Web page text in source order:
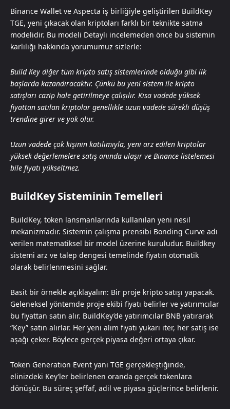
Binance Wallet ve Aspecta iş birliğiyle geliştirilen BuildKey
TGE, yeni çıkacak olan kriptoları farklı bir teknikte satma
modelidir. Bu modeli Detaylı incelemeden önce bu sistemin
karlılığı hakkında yorumumuz sizlerle:
Build Key diğer tüm kripto satış sistemlerinde olduğu gibi ilk
başlarda kazandıracaktır. Çünkü bu yeni sistem ile kripto
satışları cazip hale getirilmeye çalışılır. Kısa vadede yüksek
fiyattan satılan kriptolar genellikle uzun vadede sürekli düşüş
trendine girer ve yok olur.
Uzun vadede çok kişinin katılımıyla, yeni arz edilen kriptolar
yüksek değerlemelere satış anında ulaşır ve Binance listelemesi
bile fiyatı yükseltmez.
BuildKey Sisteminin Temelleri
BuildKey, token lansmanlarında kullanılan yeni nesil
mekanizmadır. Sistemin çalışma prensibi Bonding Curve adı
verilen matematiksel bir model üzerine kuruludur. Buildkey
sistemi arz ve talep dengesi temelinde fiyatın otomatik
olarak belirlenmesini sağlar.
Basit bir örnekle açıklayalım: Bir proje kripto satışı yapacak.
Geleneksel yöntemde proje ekibi fiyatı belirler ve yatırımcılar
bu fiyattan satın alır. BuildKey’de yatırımcılar BNB yatırarak
“Key” satın alırlar. Her yeni alım fiyatı yukarı iter, her satış ise
aşağı çeker. Böylece gerçek piyasa değeri ortaya çıkar.
Token Generation Event yani TGE gerçekleştiğinde,
elinizdeki Key’ler belirlenen oranda gerçek tokenlara
dönüşür. Bu süreç şeffaf, adil ve piyasa güçlerince belirlenir.